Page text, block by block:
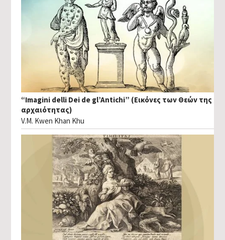
“Imagini delli Dei de gl’Antichi” (Εικόνες των Θεών της
αρχαιότητας)
V.M. Kwen Khan Khu